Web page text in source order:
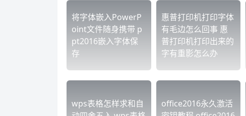
将字体嵌入PowerP
oint文件随身携带 p
pt2016嵌入字体保
存
惠普打印机打印字体
有毛边怎么回事 惠
普打印机打印出来的
字有重影怎么办
wps表格怎样求和自
office2016永久激活